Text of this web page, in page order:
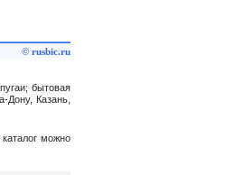
© rusbic.ru
бытовая
Дону, Казань,
можно